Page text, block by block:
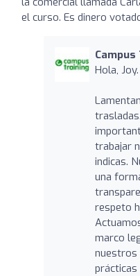
el curso. Es dinero
Hola, Joy.
trabajar
indicas.
una
respeto
marco
nuestros